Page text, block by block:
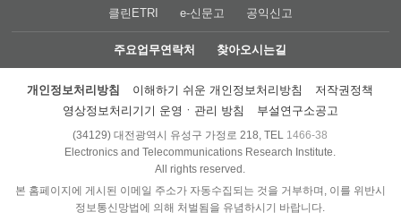
클린ETRI e-신문고 공익신고
주요업무연락처 찾아오시는길
개인정보처리방침 이해하기 쉬운 개인정보처리방침
저작권정책
영상정보처리기기 운영ㆍ관리 방침
부설연구소공고
(34129) 대전광역시 유성구 가정로 218, TEL 1466-38
Electronics and Telecommunications Research Institute.
All rights reserved.
본 홈페이지에 게시된 이메일 주소가 자동수집되는 것을 거부하며, 이를 위반시
정보통신망법에 의해 처벌됨을 유념하시기 바랍니다.